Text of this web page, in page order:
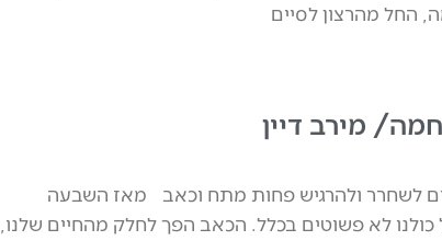
החל מהרצון לסיים
מירב דיין
25 דרכים לשחרר ולהרגיש פחות מתח וכאב מאז השבעה
לא פשוטים בכלל. הכאב הפך לחלק מהחיים שלנו,